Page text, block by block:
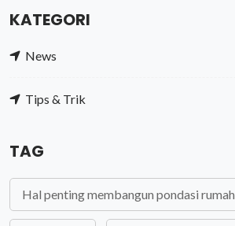
KATEGORI
News
Tips & Trik
TAG
Hal penting membangun pondasi rumah